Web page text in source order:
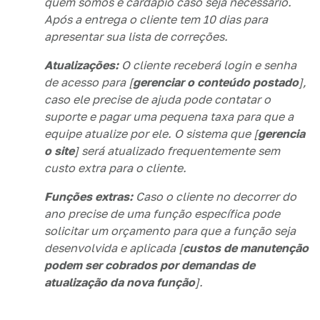
Após a entrega o cliente tem 10 dias para
apresentar sua lista de correções.
Atualizações:O cliente receberá login e senha
de acesso para [gerenciar o conteúdo postado],
caso ele precise de ajuda pode contatar o
suporte e pagar uma pequena taxa para que a
equipe atualize por ele. O sistema que [gerencia
o site] será atualizado frequentemente sem
custo extra para o cliente.
Funções extras:Caso o cliente no decorrer do
ano precise de uma função específica pode
solicitar um orçamento para que a função seja
desenvolvida e aplicada [custos de manutenção
podem ser cobrados por demandas de
atualização da nova função].